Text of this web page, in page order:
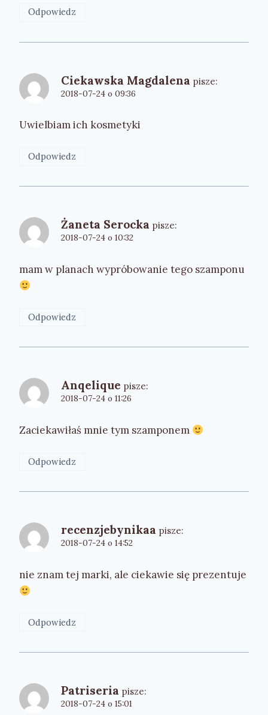
Odpowiedz
Ciekawska Magdalena pisze:
2018-07-24 o 09:36
Uwielbiam ich kosmetyki
Odpowiedz
Żaneta Serocka pisze:
2018-07-24 o 10:32
mam w planach wypróbowanie tego szamponu
Odpowiedz
Anqelique pisze:
2018-07-24 o 11:26
Zaciekawiłaś mnie tym szamponem
Odpowiedz
recenzjebynikaa pisze:
2018-07-24 o 14:52
nie znam tej marki, ale ciekawie się prezentuje
Odpowiedz
Patriseria pisze:
2018-07-24 o 15:01